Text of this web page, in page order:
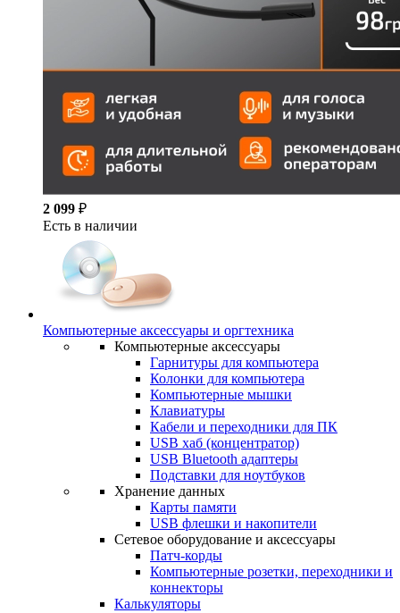
2 099 ₽
Есть в наличии
Компьютерные аксессуары и оргтехника
Компьютерные аксессуары
Гарнитуры для компьютера
Колонки для компьютера
Компьютерные мышки
Клавиатуры
Кабели и переходники для ПК
USB хаб (концентратор)
USB Bluetooth адаптеры
Подставки для ноутбуков
Хранение данных
Карты памяти
USB флешки и накопители
Сетевое оборудование и аксессуары
Патч-корды
Компьютерные розетки, переходники и
коннекторы
Калькуляторы